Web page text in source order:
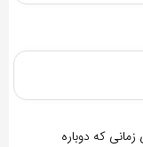
که دوباره